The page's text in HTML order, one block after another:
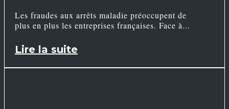
Les fraudes aux arrêts maladie préoccupent de
plus en plus les entreprises françaises. Face à
Lire la suite